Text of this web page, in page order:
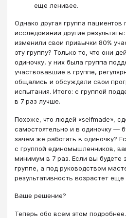
еще ленивее.
Однако другая группа пациентов
исследовании другие
изменили свои привычки 80%
эту группу? Только то, что они
одиночку, у них была группа
участвовавшие в группе,
общались и обсуждали свои
испытания. Итого: с группой
в 7 раз лучше.
Похоже, что людей «selfmade»,
самостоятельно и в одиночку —
зачем же работать в одиночку?
с группой единомышленников,
минимум в 7 раз. Если вы будете
группе, а под руководством
результативность возрастет еще
Ваше решение?
Теперь обо всем этом подробнее.